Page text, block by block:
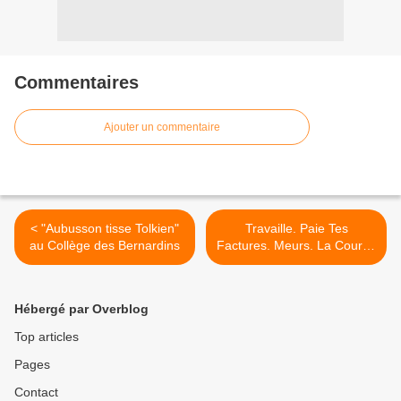
Commentaires
Ajouter un commentaire
< "Aubusson tisse Tolkien"
au Collège des Bernardins
Travaille. Paie Tes
Factures. Meurs. La Course
des Rats Commence à
Hébergé par Overblog
Top articles
Pages
Contact